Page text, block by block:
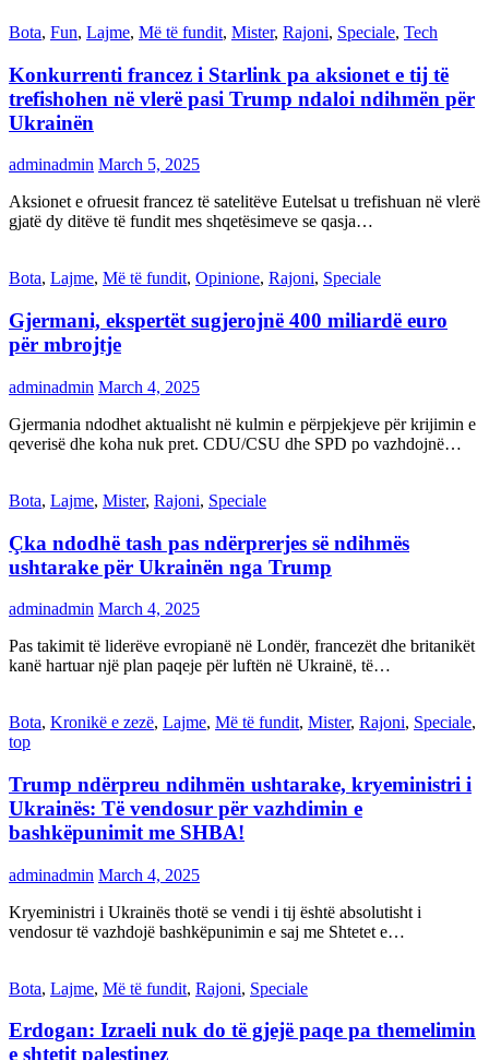
Bota, Fun, Lajme, Më të fundit, Mister, Rajoni, Speciale, Tech
Konkurrenti francez i Starlink pa aksionet e tij të
trefishohen në vlerë pasi Trump ndaloi ndihmën për
Ukrainën
adminadmin March 5, 2025
Aksionet e ofruesit francez të satelitëve Eutelsat u trefishuan në vlerë
gjatë dy ditëve të fundit mes shqetësimeve se qasja…
Bota, Lajme, Më të fundit, Opinione, Rajoni, Speciale
Gjermani, ekspertët sugjerojnë 400 miliardë euro
për mbrojtje
adminadmin March 4, 2025
Gjermania ndodhet aktualisht në kulmin e përpjekjeve për krijimin e
qeverisë dhe koha nuk pret. CDU/CSU dhe SPD po vazhdojnë…
Bota, Lajme, Mister, Rajoni, Speciale
Çka ndodhë tash pas ndërprerjes së ndihmës
ushtarake për Ukrainën nga Trump
adminadmin March 4, 2025
Pas takimit të liderëve evropianë në Londër, francezët dhe britanikët
kanë hartuar një plan paqeje për luftën në Ukrainë, të…
Bota, Kronikë e zezë, Lajme, Më të fundit, Mister, Rajoni, Speciale,
top
Trump ndërpreu ndihmën ushtarake, kryeministri i
Ukrainës: Të vendosur për vazhdimin e
bashkëpunimit me SHBA!
adminadmin March 4, 2025
Kryeministri i Ukrainës thotë se vendi i tij është absolutisht i
vendosur të vazhdojë bashkëpunimin e saj me Shtetet e…
Bota, Lajme, Më të fundit, Rajoni, Speciale
Erdogan: Izraeli nuk do të gjejë paqe pa themelimin
e shtetit palestinez